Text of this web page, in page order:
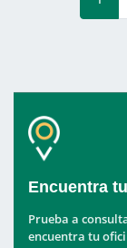
Encuentra
Prueba a
encuentra tu